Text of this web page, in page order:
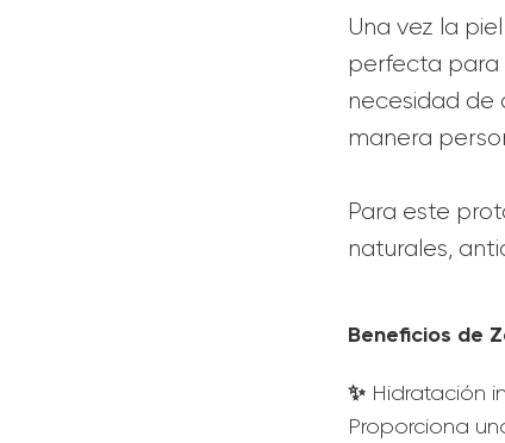
Una vez la
perfecta para
necesidad de
manera
Para este
naturales,
Beneficios de
✨ Hidratación
Proporciona